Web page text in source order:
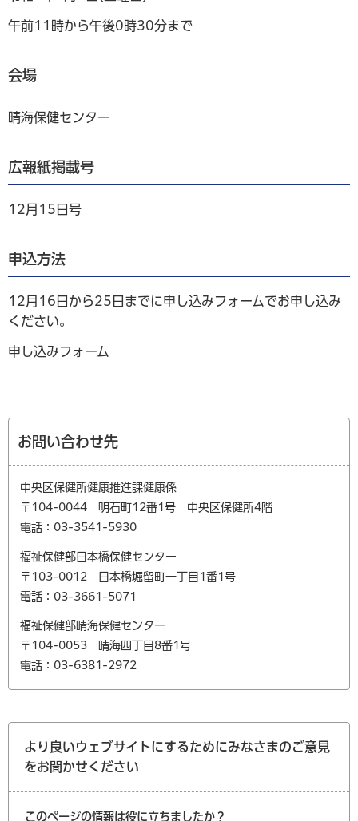
午前11時から午後0時30分まで
会場
晴海保健センター
広報紙掲載号
12月15日号
申込方法
12月16日から25日までに申し込みフォームでお申し込み
ください。
申し込みフォーム
お問い合わせ先
中央区保健所健康推進課健康係
〒104-0044 明石町12番1号 中央区保健所4階
電話：03-3541-5930
福祉保健部日本橋保健センター
〒103-0012 日本橋堀留町一丁目1番1号
電話：03-3661-5071
福祉保健部晴海保健センター
〒104-0053 晴海四丁目8番1号
電話：03-6381-2972
より良いウェブサイトにするためにみなさまのご意見
をお聞かせください
このページの情報は役に立ちましたか？